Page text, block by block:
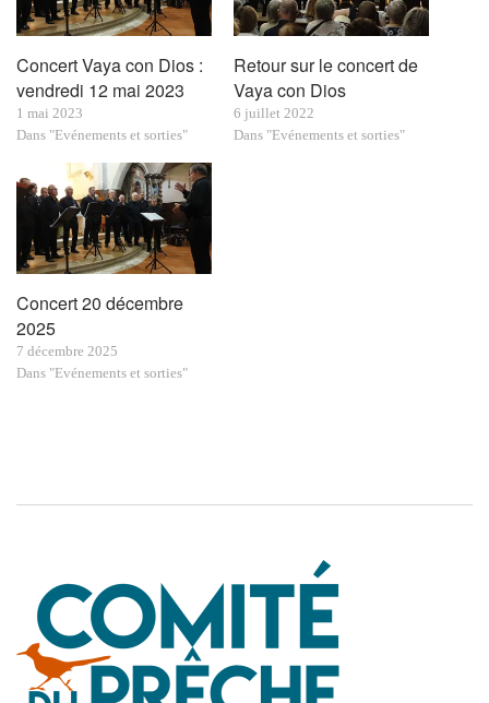
Concert Vaya con Dios :
vendredi 12 mai 2023
1 mai 2023
Dans "Evénements et sorties"
Retour sur le concert de
Vaya con Dios
6 juillet 2022
Dans "Evénements et sorties"
Concert 20 décembre
2025
7 décembre 2025
Dans "Evénements et sorties"